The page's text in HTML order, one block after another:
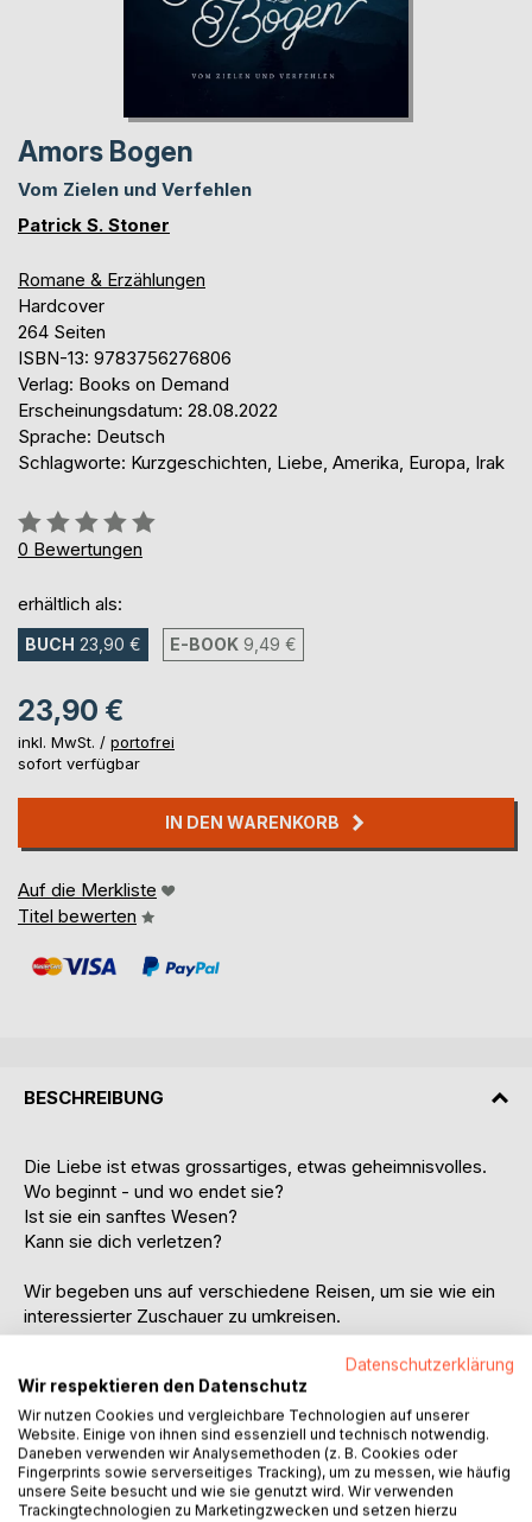
Amors Bogen
Vom Zielen und Verfehlen
Patrick S. Stoner
Romane & Erzählungen
Hardcover
264 Seiten
ISBN-13: 9783756276806
Verlag: Books on Demand
Erscheinungsdatum: 28.08.2022
Sprache: Deutsch
Schlagworte: Kurzgeschichten, Liebe, Amerika, Europa, Irak
Bewertung::
0%
0 Bewertungen
erhältlich als:
BUCH 23,90 € E-BOOK 9,49 €
23,90 €
inkl. MwSt. / portofrei
sofort verfügbar
IN DEN WARENKORB
Auf die Merkliste
Titel bewerten
BESCHREIBUNG
Die Liebe ist etwas grossartiges, etwas geheimnisvolles.
Wo beginnt - und wo endet sie?
Ist sie ein sanftes Wesen?
Kann sie dich verletzen?
Wir begeben uns auf verschiedene Reisen, um sie wie ein
interessierter Zuschauer zu umkreisen.
Beginnend im Wilden Westen, wo wir zwei Männer zu ihrem
Showdown begleiten - zum Duell - wird die Liebe
obsiegen?
Im Irak begleiten wir fünf Marines - ist dort Liebe möglich?
Bruce - ein Trucker aus den Vereinigten Staaten wird die
Datenschutzerklärung
Wir respektieren den Datenschutz
Wir nutzen Cookies und vergleichbare Technologien auf unserer
Website. Einige von ihnen sind essenziell und technisch notwendig.
Daneben verwenden wir Analysemethoden (z. B. Cookies oder
Fingerprints sowie serverseitiges Tracking), um zu messen, wie häufig
unsere Seite besucht und wie sie genutzt wird. Wir verwenden
Trackingtechnologien zu Marketingzwecken und setzen hierzu